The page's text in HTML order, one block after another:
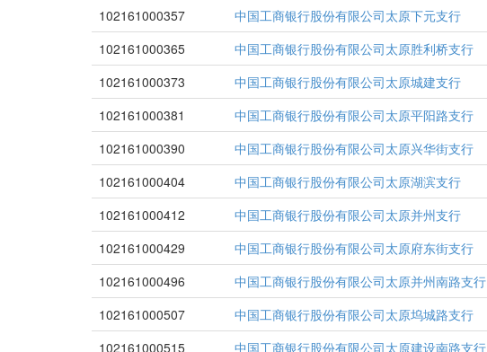
102161000357
中国工商银行股份有限公司太原下元支行
102161000365
中国工商银行股份有限公司太原胜利桥支行
102161000373
中国工商银行股份有限公司太原城建支行
102161000381
中国工商银行股份有限公司太原平阳路支行
102161000390
中国工商银行股份有限公司太原兴华街支行
102161000404
中国工商银行股份有限公司太原湖滨支行
102161000412
中国工商银行股份有限公司太原并州支行
102161000429
中国工商银行股份有限公司太原府东街支行
102161000496
中国工商银行股份有限公司太原并州南路支行
102161000507
中国工商银行股份有限公司太原坞城路支行
102161000515
中国工商银行股份有限公司太原建设南路支行